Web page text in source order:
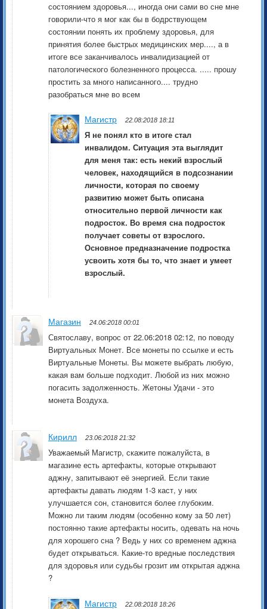
состоянием здоровья..., иногда они сами во сне мне
говорили-что я мог как бы в бодрствующем
состоянии понять их проблему здоровья, для
принятия более быстрых медицинских мер...., а в
итоге все заканчивалось инвалидизацией от
патологического болезненного процесса. ..... прошу
простить за много написанного.... трудно
разобраться мне во всем
Магистр 22.08:2018 18:11
Я не понял кто в итоге стал
инвалидом. Ситуация эта выглядит
для меня так: есть некий взрослый
человек, находящийся в подсознании
личности, которая по своему
развитию может быть описана
относительно первой личности как
подросток. Во время сна подросток
получает советы от взрослого.
Основное предназначение подростка
усвоить хотя бы то, что знает и умеет
взрослый.
Магазин 24.06:2018 00:01
Святославу, вопрос от 22.06:2018 02:12, по поводу
Виртуальных Монет. Все монеты по ссылке и есть
Виртуальные Монеты. Вы можете выбрать любую,
какая вам больше подходит. Любой из них можно
погасить задолженность. Жетоны Удачи - это
монета Воздуха.
Кирилл 23.06:2018 21:32
Уважаемый Магистр, скажите пожалуйста, в
магазине есть артефакты, которые открывают
аджну, запитывают её энергией. Если такие
артефакты давать людям 1-3 каст, у них
улучшается сон, становится более глубоким.
Можно ли таким людям (особенно кому за 50 лет)
постоянно такие артефакты носить, одевать на ночь
для хорошего сна ? Ведь у них со временем аджна
будет открываться. Какие-то вредные последствия
для здоровья или судьбы грозит им открытая аджна
?
Магистр 22.08:2018 18:26